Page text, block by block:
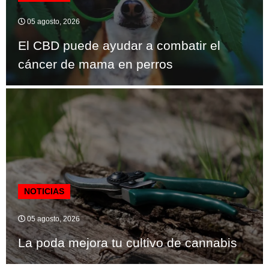
05 agosto, 2026
El CBD puede ayudar a combatir el
cáncer de mama en perros
NOTICIAS
05 agosto, 2026
La poda mejora tu cultivo de cannabis